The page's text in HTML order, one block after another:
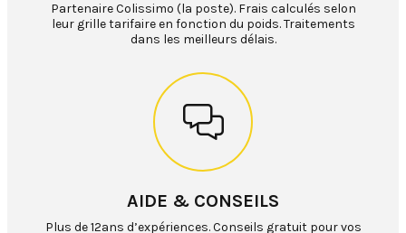
Partenaire Colissimo (la poste). Frais calculés selon
leur grille tarifaire en fonction du poids. Traitements
dans les meilleurs délais.
AIDE & CONSEILS
Plus de 12ans d’expériences. Conseils gratuit pour vos